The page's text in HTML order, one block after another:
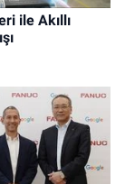
ile Akıllı